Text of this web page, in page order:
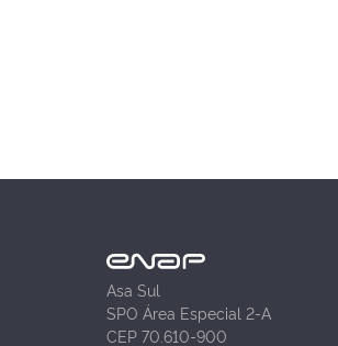
Asa Sul
SPO Área Especial 2-A
CEP 70.610-900